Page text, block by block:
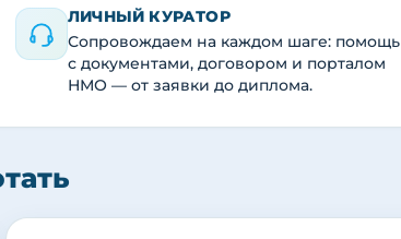
ЛИЧНЫЙ КУРАТОР
Сопровождаем на каждом шаге: помощь
с документами, договором и порталом
НМО — от заявки до диплома.